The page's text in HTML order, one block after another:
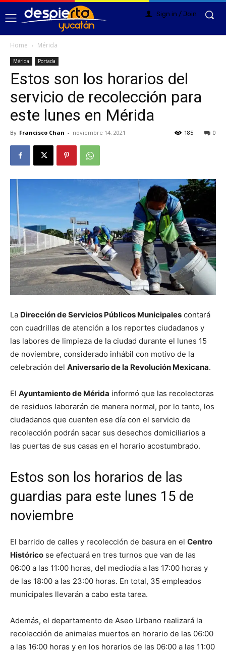
Sign in / Join
Home Mérida
Mérida Portada
Estos son los horarios del
servicio de recolección para
este lunes en Mérida
By Francisco Chan - noviembre 14, 2021 0
185
La Dirección de Servicios Públicos Municipales contará
con cuadrillas de atención a los reportes ciudadanos y
las labores de limpieza de la ciudad durante el lunes 15
de noviembre, considerado inhábil con motivo de la
celebración del Aniversario de la Revolución Mexicana.
El Ayuntamiento de Mérida informó que las recolectoras
de residuos laborarán de manera normal, por lo tanto, los
ciudadanos que cuenten ese día con el servicio de
recolección podrán sacar sus desechos domiciliarios a
las puertas de sus casas en el horario acostumbrado.
Estos son los horarios de las
guardias para este lunes 15 de
noviembre
El barrido de calles y recolección de basura en el Centro
Histórico se efectuará en tres turnos que van de las
06:00 a las 11:00 horas, del mediodía a las 17:00 horas y
de las 18:00 a las 23:00 horas. En total, 35 empleados
municipales llevarán a cabo esta tarea.
Además, el departamento de Aseo Urbano realizará la
recolección de animales muertos en horario de las 06:00
a las 16:00 horas y en los horarios de las 06:00 a las 11:00